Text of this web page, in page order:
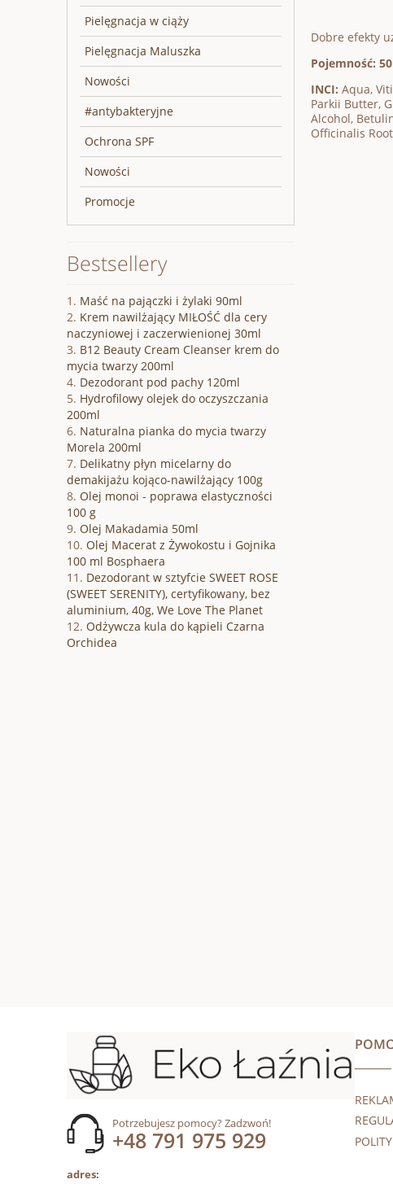
Pielęgnacja w ciąży
Pielęgnacja Maluszka
Nowości
#antybakteryjne
Ochrona SPF
Nowości
Promocje
Bestsellery
Maść na pajączki i żylaki 90ml
Krem nawilżający MIŁOŚĆ dla cery
naczyniowej i zaczerwienionej 30ml
B12 Beauty Cream Cleanser krem do
mycia twarzy 200ml
Dezodorant pod pachy 120ml
Hydrofilowy olejek do oczyszczania
200ml
Naturalna pianka do mycia twarzy
Morela 200ml
Delikatny płyn micelarny do
demakijażu kojąco-nawilżający 100g
Olej monoi - poprawa elastyczności
100 g
Olej Makadamia 50ml
Olej Macerat z Żywokostu i Gojnika
100 ml Bosphaera
Dezodorant w sztyfcie SWEET ROSE
(SWEET SERENITY), certyfikowany, bez
aluminium, 40g, We Love The Planet
Odżywcza kula do kąpieli Czarna
Orchidea
Dobre efekty
Pojemność:
INCI: Aqua,
Parkii Butter,
Alcohol,
Officinalis
Potrzebujesz pomocy? Zadzwoń!
+48 791 975 929
adres: